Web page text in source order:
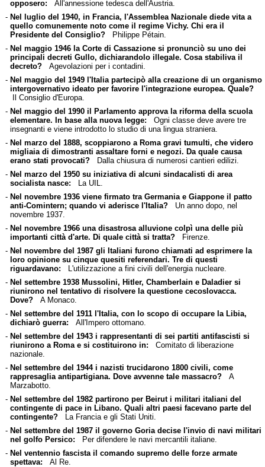
opposero: All'annessione tedesca dell'Austria.
- Nel luglio del 1940, in Francia, l'Assemblea Nazionale diede vita a
quello comunemente noto come il regime Vichy. Chi era il
Presidente del Consiglio?Philippe Pétain.
- Nel maggio 1946 la Corte di Cassazione si pronunciò su uno dei
principali decreti Gullo, dichiarandolo illegale. Cosa stabiliva il
decreto?Agevolazioni per i contadini.
- Nel maggio del 1949 l'Italia partecipò alla creazione di un organismo
intergovernativo ideato per favorire l'integrazione europea. Quale?
Il Consiglio d'Europa.
- Nel maggio del 1990 il Parlamento approva la riforma della scuola
elementare. In base alla nuova legge: Ogni classe deve avere tre
insegnanti e viene introdotto lo studio di una lingua straniera.
- Nel marzo del 1888, scoppiarono a Roma gravi tumulti, che videro
migliaia di dimostranti assaltare forni e negozi. Da quale causa
erano stati provocati?Dalla chiusura di numerosi cantieri edilizi.
- Nel marzo del 1950 su iniziativa di alcuni sindacalisti di area
socialista nasce: La UIL.
- Nel novembre 1936 viene firmato tra Germania e Giappone il patto
anti-Comintern; quando vi aderisce l'Italia?Un anno dopo, nel
novembre 1937.
- Nel novembre 1966 una disastrosa alluvione colpì una delle più
importanti città d'arte. Di quale città si tratta?Firenze.
- Nel novembre del 1987 gli Italiani furono chiamati ad esprimere la
loro opinione su cinque quesiti referendari. Tre di questi
riguardavano: L'utilizzazione a fini civili dell'energia nucleare.
- Nel settembre 1938 Mussolini, Hitler, Chamberlain e Daladier si
riunirono nel tentativo di risolvere la questione cecoslovacca.
Dove?A Monaco.
- Nel settembre del 1911 l'Italia, con lo scopo di occupare la Libia,
dichiarò guerra: All'Impero ottomano.
- Nel settembre del 1943 i rappresentanti di sei partiti antifascisti si
riunirono a Roma e si costituirono in: Comitato di liberazione
nazionale.
- Nel settembre del 1944 i nazisti trucidarono 1800 civili, come
rappresaglia antipartigiana. Dove avvenne tale massacro?A
Marzabotto.
- Nel settembre del 1982 partirono per Beirut i militari italiani del
contingente di pace in Libano. Quali altri paesi facevano parte del
contingente?La Francia e gli Stati Uniti.
- Nel settembre del 1987 il governo Goria decise l'invio di navi militari
nel golfo Persico: Per difendere le navi mercantili italiane.
- Nel ventennio fascista il comando supremo delle forze armate
spettava: Al Re.